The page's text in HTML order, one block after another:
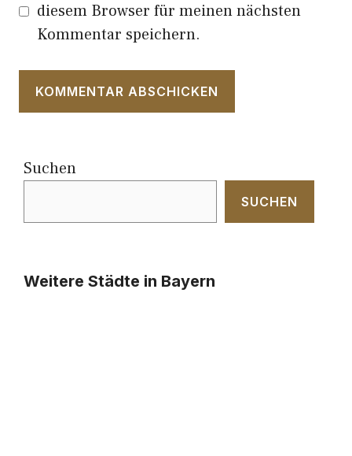
diesem Browser für meinen nächsten
Kommentar speichern.
Suchen
SUCHEN
Weitere Städte in Bayern